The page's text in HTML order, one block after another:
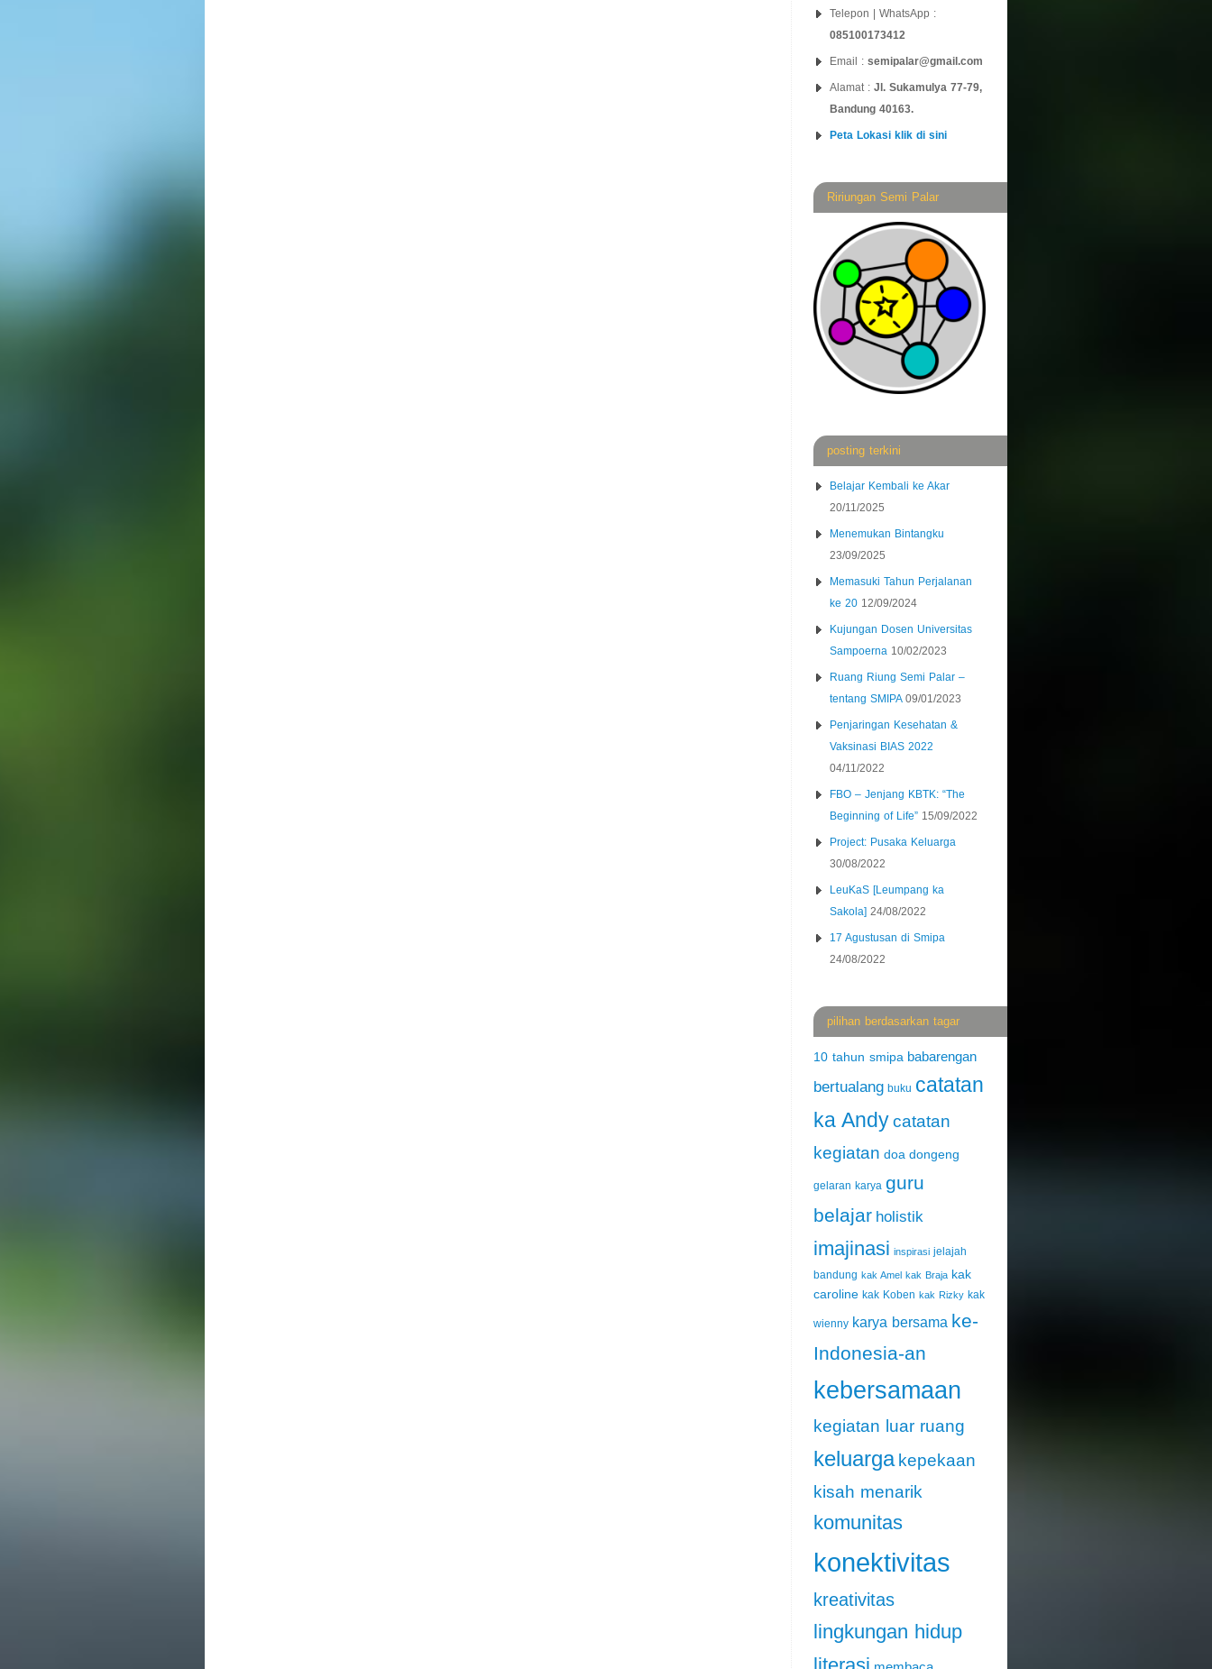
Telepon | WhatsApp :
085100173412
Email : semipalar@gmail.com
Alamat : Jl. Sukamulya 77-79,
Bandung 40163.
Peta Lokasi klik di sini
Ririungan Semi Palar
posting terkini
Belajar Kembali ke Akar
20/11/2025
Menemukan Bintangku
23/09/2025
Memasuki Tahun Perjalanan
ke 20 12/09/2024
Kujungan Dosen Universitas
Sampoerna 10/02/2023
Ruang Riung Semi Palar –
tentang SMIPA 09/01/2023
Penjaringan Kesehatan &
Vaksinasi BIAS 2022
04/11/2022
FBO – Jenjang KBTK: “The
Beginning of Life” 15/09/2022
Project: Pusaka Keluarga
30/08/2022
LeuKaS [Leumpang ka
Sakola] 24/08/2022
17 Agustusan di Smipa
24/08/2022
pilihan berdasarkan tagar
10 tahun smipa babarengan
bertualang buku catatan
ka Andycatatan
kegiatan doa dongeng
gelaran karya guru
belajar holistik
imajinasi inspirasi jelajah
bandung kak Amel kak Braja kak
caroline kak Koben kak Rizky kak
wienny karya bersama ke-
Indonesia-an
kebersamaan
kegiatan luar ruang
keluarga kepekaan
kisah menarik
komunitas
konektivitas
kreativitas
lingkungan hidup